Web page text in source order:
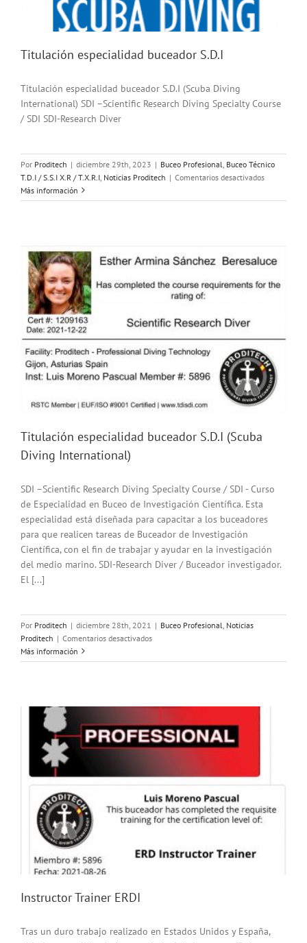
Titulación especialidad buceador S.D.I
Titulación especialidad buceador S.D.I (Scuba Diving
International) SDI –Scientific Research Diving Specialty Course
/ SDI SDI-Research Diver
Por Proditech | diciembre 29th, 2023 | Buceo Profesional Buceo Técnico
T.D.I / S.S.I X.R / T.X.R.I Noticias Proditech | Comentarios desactivadosen
especialidad
Más información
Titulación especialidad buceador S.D.I (Scuba
Diving International)
SDI –Scientific Research Diving Specialty Course / SDI - Curso
de Especialidad en Buceo de Investigación Científica. Esta
especialidad está diseñada para capacitar a los buceadores
para que realicen tareas de Buceador de Investigación
Científica, con el fin de trabajar y ayudar en la investigación
del medio marino. SDI-Research Diver / Buceador investigador.
El [...]
Por Proditech | diciembre 28th, 2021 | Buceo Profesional Noticias
Proditech | Comentarios desactivadosen
especialidad
International)
Más información
Instructor Trainer ERDI
Tras un duro trabajo realizado en Estados Unidos y España,